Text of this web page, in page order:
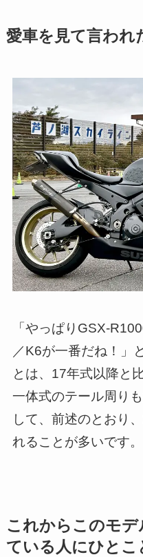
愛車を見て言われ
「やっぱりGSX-
／K6が一番だね！」
とは、17年式以降と
一体式のテール周り
して、前述のとおり
れることが多いです。
これからこのモ
ている人にひとこ